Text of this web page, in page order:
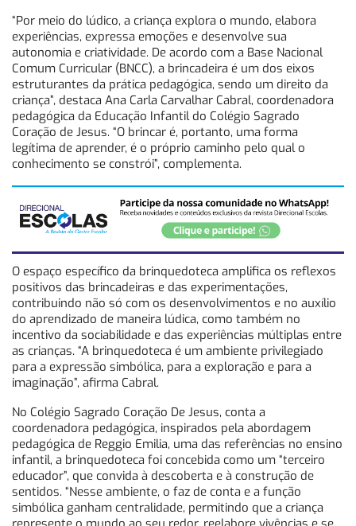
“Por meio do lúdico, a criança explora o mundo, elabora
experiências, expressa emoções e desenvolve sua
autonomia e criatividade. De acordo com a Base Nacional
Comum Curricular (BNCC), a brincadeira é um dos eixos
estruturantes da prática pedagógica, sendo um direito da
criança”, destaca Ana Carla Carvalhar Cabral, coordenadora
pedagógica da Educação Infantil do Colégio Sagrado
Coração de Jesus. “O brincar é, portanto, uma forma
legítima de aprender, é o próprio caminho pelo qual o
conhecimento se constrói”, complementa.
O espaço específico da brinquedoteca amplifica os reflexos
positivos das brincadeiras e das experimentações,
contribuindo não só com os desenvolvimentos e no auxílio
do aprendizado de maneira lúdica, como também no
incentivo da sociabilidade e das experiências múltiplas entre
as crianças. “A brinquedoteca é um ambiente privilegiado
para a expressão simbólica, para a exploração e para a
imaginação”, afirma Cabral.
No Colégio Sagrado Coração De Jesus, conta a
coordenadora pedagógica, inspirados pela abordagem
pedagógica de Reggio Emilia, uma das referências no ensino
infantil, a brinquedoteca foi concebida como um “terceiro
educador”, que convida à descoberta e à construção de
sentidos. “Nesse ambiente, o faz de conta e a função
simbólica ganham centralidade, permitindo que a criança